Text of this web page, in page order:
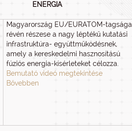
ENERGIA
Magyarország EU/EURATOM-tagsága
révén részese a nagy léptékű kutatási
infrastruktúra- együttműködésnek,
amely a kereskedelmi hasznosítású
fúziós energia-kísérleteket célozza.
Bemutató videó megtekintése
Bővebben